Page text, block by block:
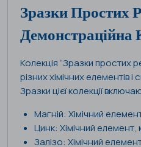
Зразки Простих
Демонстраційна
Колекція “Зразки простих
різних хімічних елементів і
Зразки цієї колекції
Магній: Хімічний
Цинк: Хімічний елемент,
Залізо: Хімічний